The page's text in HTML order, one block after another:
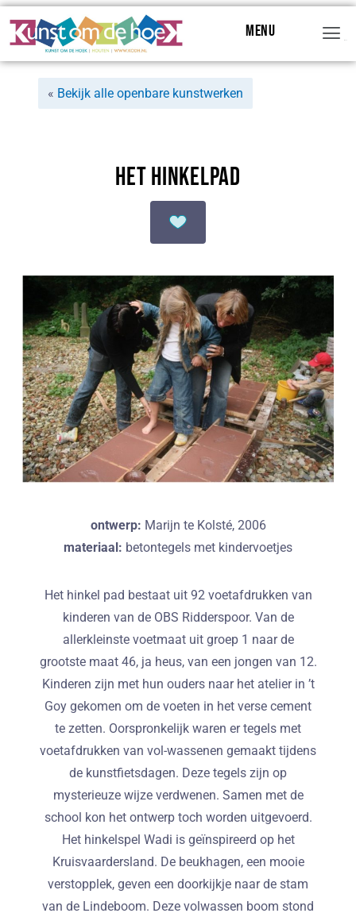
Menu
« Bekijk alle openbare kunstwerken
Het Hinkelpad
ontwerp: Marijn te Kolsté, 2006
materiaal: betontegels met kindervoetjes
Het hinkel pad bestaat uit 92 voetafdrukken van
kinderen van de OBS Ridderspoor. Van de
allerkleinste voetmaat uit groep 1 naar de
grootste maat 46, ja heus, van een jongen van 12.
Kinderen zijn met hun ouders naar het atelier in ’t
Goy gekomen om de voeten in het verse cement
te zetten. Oorspronkelijk waren er tegels met
voetafdrukken van vol-wassenen gemaakt tijdens
de kunstfietsdagen. Deze tegels zijn op
mysterieuze wijze verdwenen. Samen met de
school kon het ontwerp toch worden uitgevoerd.
Het hinkelspel Wadi is geïnspireerd op het
Kruisvaardersland. De beukhagen, een mooie
verstopplek, geven een doorkijkje naar de stam
van de Lindeboom. Deze volwassen boom stond